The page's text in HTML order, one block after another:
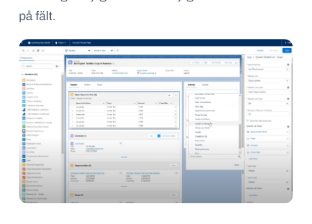
på fält.